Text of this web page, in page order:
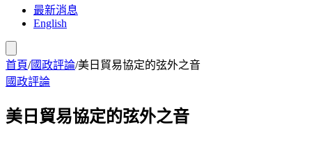
最新消息
English
首頁/國政評論/美日貿易協定的弦外之音
國政評論
美日貿易協定的弦外之音